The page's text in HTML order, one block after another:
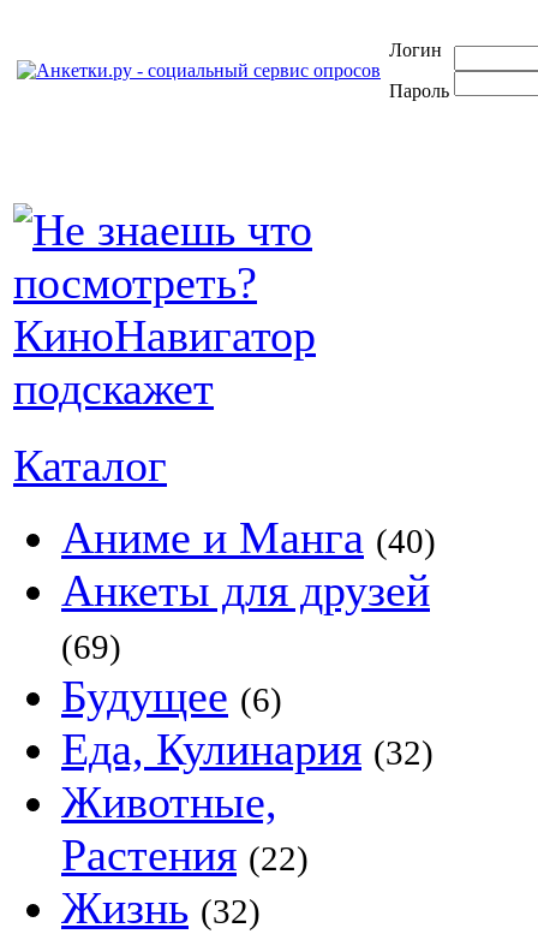
Логин
Пароль
Каталог
Аниме и Манга (40)
Анкеты для друзей
(69)
Будущее (6)
Еда, Кулинария (32)
Животные,
Растения (22)
Жизнь (32)